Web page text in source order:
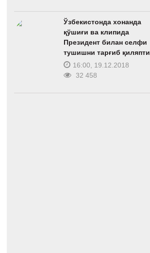
Ўзбекистонда хонанда
қўшиғи ва клипида
Президент билан селфи
тушишни тарғиб қиляпти
16:00, 19.12.2018
32 458